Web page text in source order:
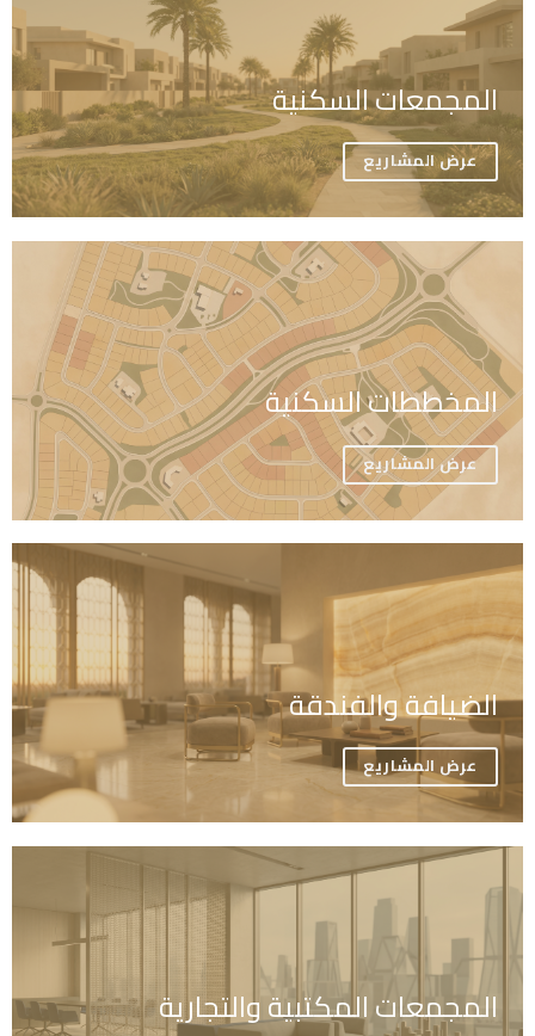
المجمعات السكنية
عرض المشاريع
المخططات السكنية
عرض المشاريع
الضيافة والفندقة
عرض المشاريع
المجمعات المكتبية والتجارية